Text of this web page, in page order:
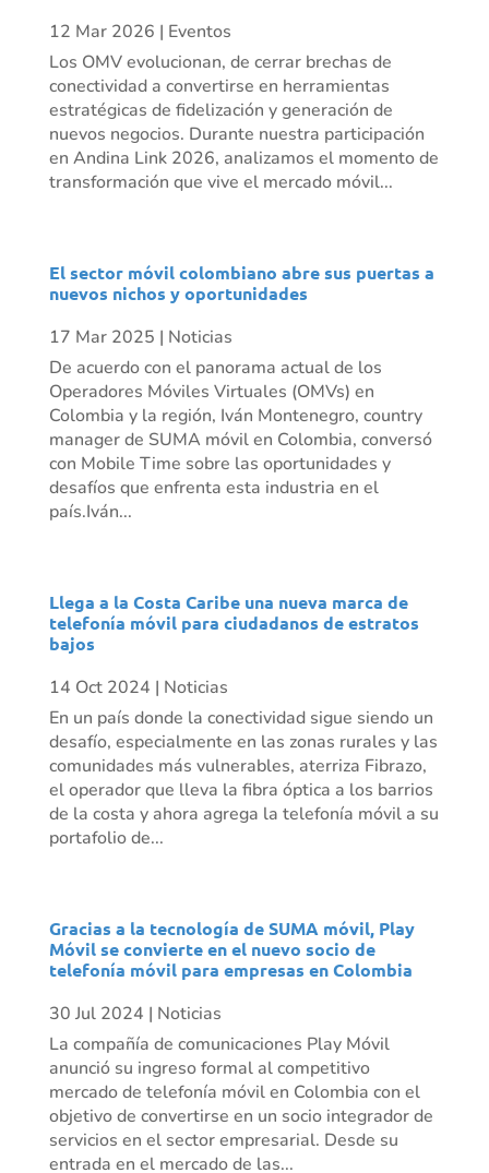
12 Mar 2026 | Eventos
Los OMV evolucionan, de cerrar brechas de
conectividad a convertirse en herramientas
estratégicas de fidelización y generación de
nuevos negocios. Durante nuestra participación
en Andina Link 2026, analizamos el momento de
transformación que vive el mercado móvil...
El sector móvil colombiano abre sus puertas a
nuevos nichos y oportunidades
17 Mar 2025 | Noticias
De acuerdo con el panorama actual de los
Operadores Móviles Virtuales (OMVs) en
Colombia y la región, Iván Montenegro, country
manager de SUMA móvil en Colombia, conversó
con Mobile Time sobre las oportunidades y
desafíos que enfrenta esta industria en el
país.Iván...
Llega a la Costa Caribe una nueva marca de
telefonía móvil para ciudadanos de estratos
bajos
14 Oct 2024 | Noticias
En un país donde la conectividad sigue siendo un
desafío, especialmente en las zonas rurales y las
comunidades más vulnerables, aterriza Fibrazo,
el operador que lleva la fibra óptica a los barrios
de la costa y ahora agrega la telefonía móvil a su
portafolio de...
Gracias a la tecnología de SUMA móvil, Play
Móvil se convierte en el nuevo socio de
telefonía móvil para empresas en Colombia
30 Jul 2024 | Noticias
La compañía de comunicaciones Play Móvil
anunció su ingreso formal al competitivo
mercado de telefonía móvil en Colombia con el
objetivo de convertirse en un socio integrador de
servicios en el sector empresarial. Desde su
entrada en el mercado de las...